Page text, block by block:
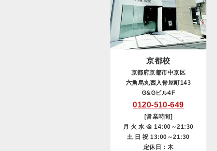
京都校
京都府京都市中京区
六角烏丸西入骨屋町143
G&Gビル4F
0120-510-649
[営業時間]
月 火 水 金 14:00～21:30
土 日 祝 13:00～21:30
定休日：木